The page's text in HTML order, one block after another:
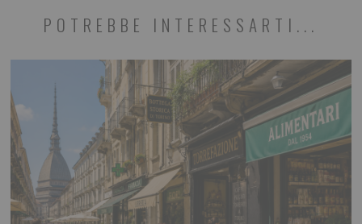
POTREBBE INTERESSARTI...